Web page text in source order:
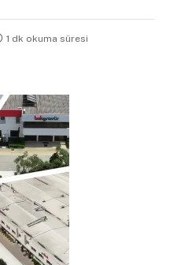
1 dk okuma süresi